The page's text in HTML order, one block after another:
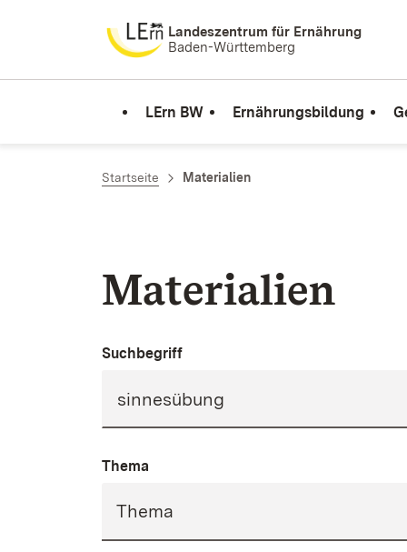
Zum Inhalt springenLandeszentrum für Ernährung
Baden-Württemberg
LErn BW Ernährungsbildung
Startseite Materialien
Materialien
Suchbegriff
Thema